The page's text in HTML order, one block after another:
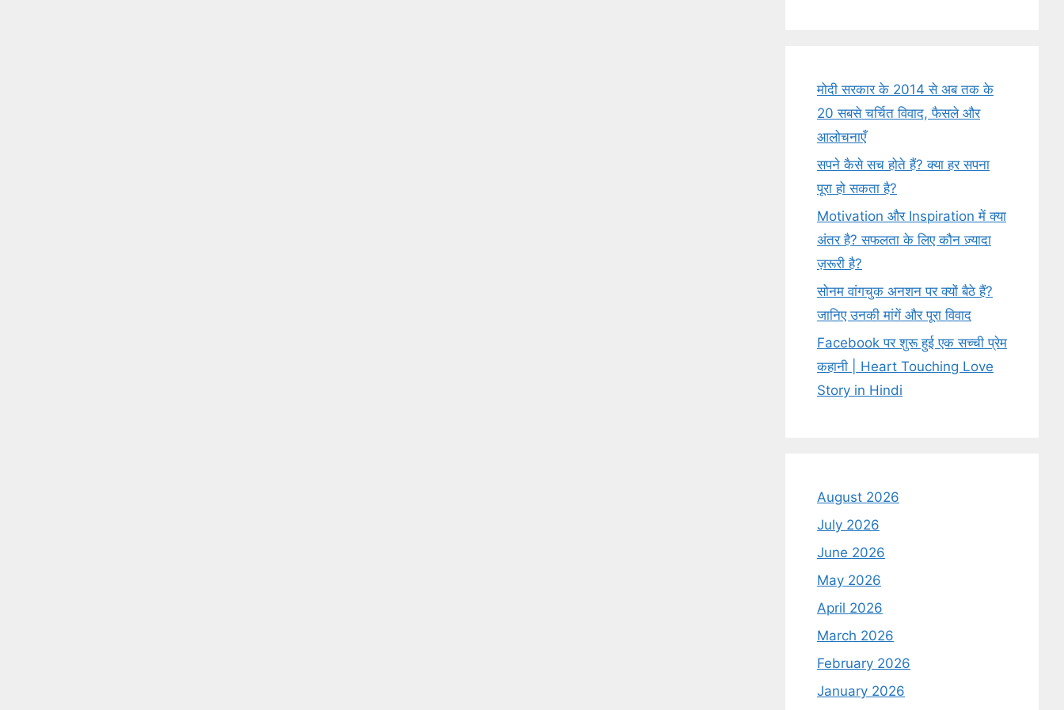
मोदी सरकार के 2014 से अब तक के
20 सबसे चर्चित विवाद, फैसले और
आलोचनाएँ
सपने कैसे सच होते हैं? क्या हर सपना
पूरा हो सकता है?
Motivation और Inspiration में क्या
अंतर है? सफलता के लिए कौन ज़्यादा
ज़रूरी है?
सोनम वांगचुक अनशन पर क्यों बैठे हैं?
जानिए उनकी मांगें और पूरा विवाद
Facebook पर शुरू हुई एक सच्ची प्रेम
कहानी | Heart Touching Love
Story in Hindi
August 2026
July 2026
June 2026
May 2026
April 2026
March 2026
February 2026
January 2026